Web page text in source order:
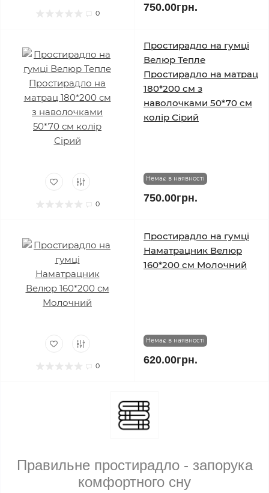
0 750.00грн.
0
Простирадло на гумці
Велюр Тепле
Простирадло на матрац
180*200 см з
наволочками 50*70 см
колір Сірий
Немає в наявності
750.00грн.
0
Простирадло на гумці
Наматрацник Велюр
160*200 см Молочний
Немає в наявності
620.00грн.
Правильнепростирадло- запорука
комфортного сну